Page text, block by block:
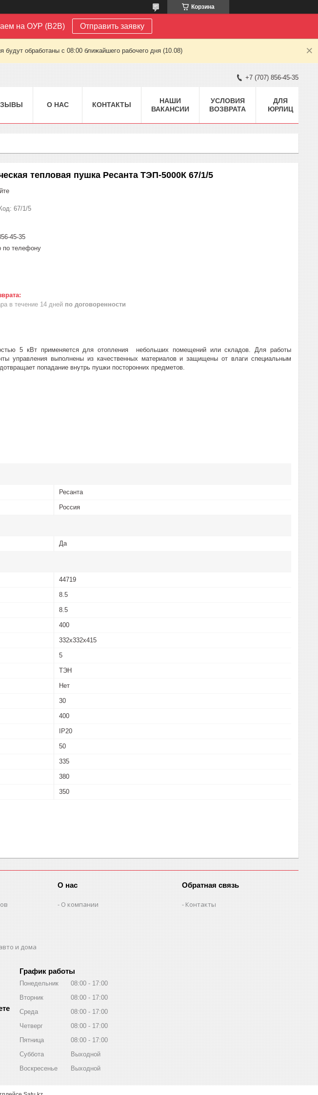
Корзина
на ОУР (B2B) Отправить заявку
обработаны с 08:00 ближайшего рабочего дня (10.08)
+7 (707) 856-45-35
О НАС КОНТАКТЫ
НАШИ
ВАКАНСИИ
УСЛОВИЯ
ВОЗВРАТА
ДЛЯ
ЮРЛИЦ
тепловая пушка Ресанта ТЭП-5000К 67/1/5
Код: 67/1/5
45-35
по телефону
в течение 14 дней по договоренности
5 кВт применяется для отопления небольших помещений или складов. Для работы
управления выполнены из качественных материалов и защищены от влаги специальным
попадание внутрь пушки посторонних предметов.
Ресанта
Россия
Да
44719
8.5
8.5
400
332х332х415
5
ТЭН
Нет
30
400
IP20
50
335
380
350
и дома
О нас
О компании
Обратная связь
Контакты
График работы
Понедельник 08:00
17:00
Вторник
08:00
17:00
Среда
08:00
17:00
Четверг
08:00
17:00
Пятница
08:00
17:00
Суббота
Выходной
Воскресенье
Выходной